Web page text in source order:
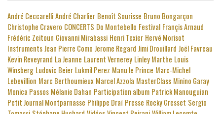
André CeccarelliAndré Charlier Benoît Sourisse Bruno Bongarçon
Christophe Cravero CONCERTS Do Montebello Festival Françis Arnaud
Frédéric Zeitoun Giovanni Mirabassi Henri Texier Hervé Morisot
InstrumentsJean Pierre Como Jerome Regard Jimi Drouillard Joël Favreau
Kevin Reveyrand La Jeanne Laurent Vernerey Linley Marthe Louis
Winsberg Ludovic Beier Lukmil Perez Manu le Prince Marc-Michel
Lebevillion Marc Berthoumieux Marcel Azzola MasterClass Minino Garay
Monica Passos Mélanie Dahan Participation album Patrick Manouguian
Petit Journal Montparnasse Philippe Draï Presse Rocky Gresset Sergio